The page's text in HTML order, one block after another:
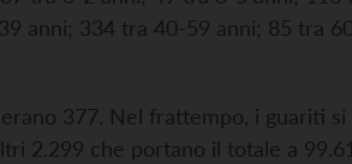
anni; 334 tra 40-59 anni; 85 tra
377. Nel frattempo, i guariti
2.299 che portano il totale a